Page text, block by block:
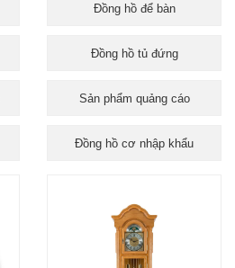
Đồng hồ để bàn
Đồng hồ tủ đứng
Sản phẩm quảng cáo
Đồng hồ cơ nhập khẩu